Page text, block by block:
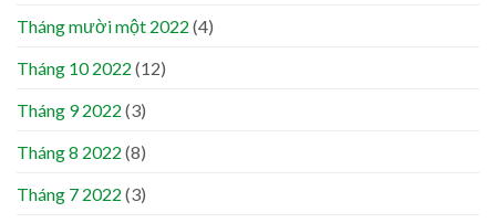
Tháng mười một 2022 (4)
Tháng 10 2022 (12)
Tháng 9 2022 (3)
Tháng 8 2022 (8)
Tháng 7 2022 (3)